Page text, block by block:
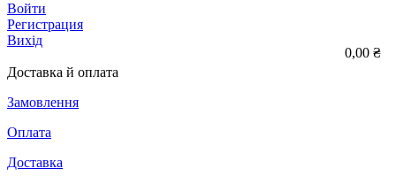
0,00 ₴
Войти
Регистрация
Вихід
Доставка й оплата
Замовлення
Оплата
Доставка